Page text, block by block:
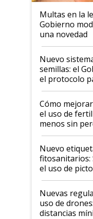
Multas en la
Gobierno
una novedad
Nuevo
semillas: el
el protocolo
propiedad
Cómo
el uso de
menos sin
productividad
fina
Nuevo
fitosanitarios:
el uso de
palabras de
indicaciones
Nuevas
uso de
distancias